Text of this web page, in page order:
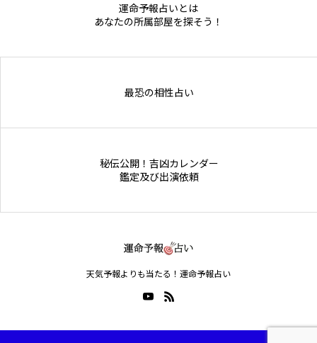
運命予報占いとは
あなたの所属部屋を探そう！
最恐の相性占い
秘伝公開！吉凶カレンダー
鑑定及び出演依頼
天気予報よりも当たる！運命予報占い